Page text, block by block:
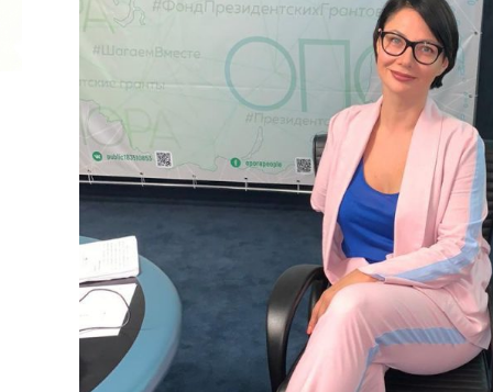
2022 ГОД ПРОВОЗГЛАШЕН ГОДОМ
МАТЕРИ В ЯКУТИИ
19.12.2021